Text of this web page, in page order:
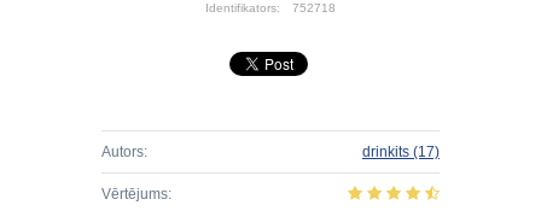
Identifikators: 752718
Autors: drinkits (17)
Vērtējums: